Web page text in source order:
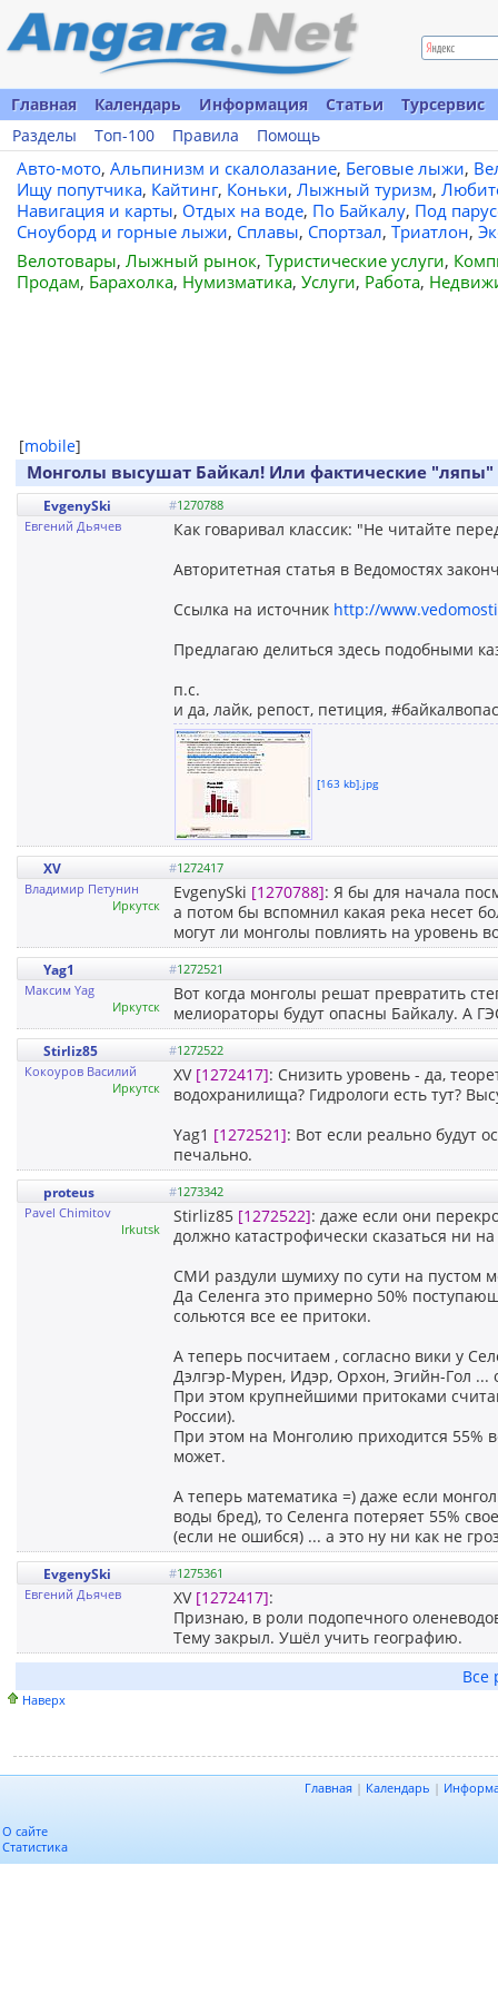
Главная Календарь Информация Статьи
Турсервис
Разделы
Топ-100 Правила Помощь
Авто-мото, Альпинизм и скалолазание, Беговые лыжи,
Ищу попутчика, Кайтинг, Коньки, Лыжный туризм,
Навигация и карты, Отдых на воде, По Байкалу, Под
Сноуборд и горные лыжи, Сплавы, Спортзал, Триатлон,
Велотовары, Лыжный рынок, Туристические услуги,
Продам, Барахолка, Нумизматика, Услуги, Работа,
[mobile]
Монголы высушат Байкал! Или фактические
EvgenySki #1270788
Евгений Дьячев
Как говаривал классик: "Не читайте
Авторитетная статья в Ведомостях
Ссылка на источник http://
Предлагаю делиться здесь подобными
п.с.
и да, лайк, репост, петиция,
[163 kb].jpg
XV #1272417
Владимир Петунин
Иркутск
EvgenySki [1270788]: Я бы для начала
а потом бы вспомнил какая река несет
могут ли монголы повлиять на уровень
Yag1 #1272521
Максим Yag
Иркутск
Вот когда монголы решат превратить
мелиораторы будут опасны Байкалу. А
Stirliz85 #1272522
Кокоуров Василий
Иркутск
XV [1272417]: Снизить уровень - да,
водохранилища? Гидрологи есть тут?
Yag1 [1272521]: Вот если реально будут
печально.
proteus #1273342
Pavel Chimitov
Irkutsk
Stirliz85 [1272522]: даже если они
должно катастрофически сказаться ни
СМИ раздули шумиху по сути на пустом
Да Селенга это примерно 50%
сольются все ее притоки.
А теперь посчитаем , согласно вики у
Дэлгэр-Мурен, И́дэр, Орхон, Эгийн-Гол
При этом крупнейшими притоками
России).
При этом на Монголию приходится 55%
может.
А теперь математика =) даже если
воды бред), то Селенга потеряет 55%
(если не ошибся) ... а это ну ни как не
EvgenySki #1275361
Евгений Дьячев
XV [1272417]:
Признаю, в роли подопечного
Тему закрыл. Ушёл учить географию.
Все
Наверх
Главная | Календарь |
О сайте
Статистика